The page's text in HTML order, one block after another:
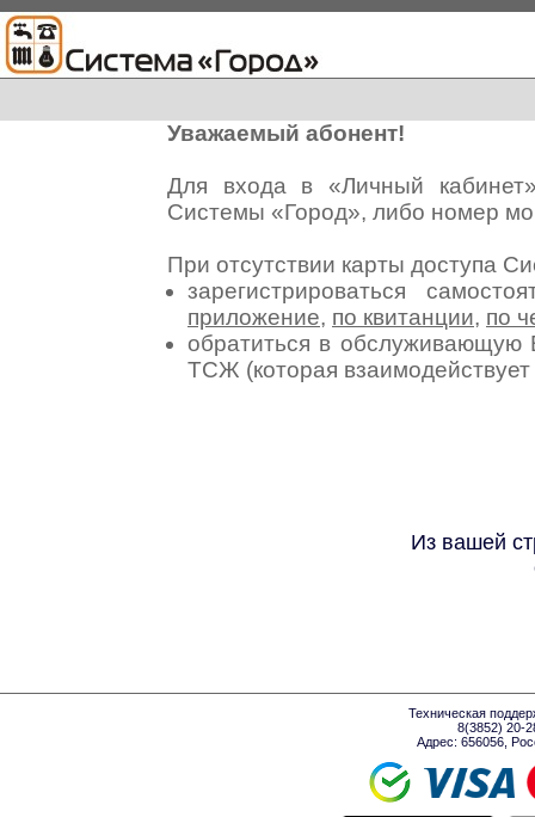
Уважаемый абонент!
Для входа в «Личный
Системы «Город», либо номер
При отсутствии карты доступа
зарегистрироваться
приложение, по квитанции, по
обратиться в
ТСЖ (которая
Из вашей
Техническая
8(3852) 20-
Адрес: 656056,